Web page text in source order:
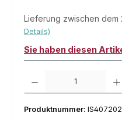
Lieferung zwischen dem
Details)
Sie haben diesen
Produktnummer: